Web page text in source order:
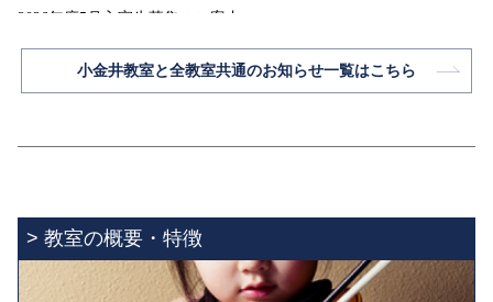
2026年度5月入室生募集のご案内
小金井教室
2026.03.01
2025年度9月入室生追加募集のご案内
小金井教室と全教室共通のお知らせ一覧はこちら
> 教室の概要・特徴